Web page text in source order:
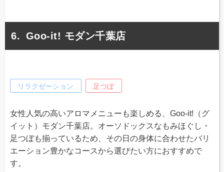
Goo-it! モダン千葉店
リラクゼーション 足つぼ
女性人気の高いアロマメニューも楽しめる、Goo-it!（グ
イット）モダン千葉店。オーソドックスなもみほぐし・
足つぼも揃っているため、その日の身体に合わせたバリ
エーション豊かなコースから選びたい方におすすめで
す。